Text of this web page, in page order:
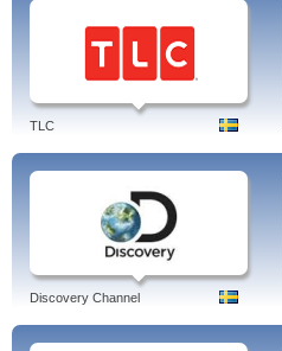
TLC
Discovery Channel